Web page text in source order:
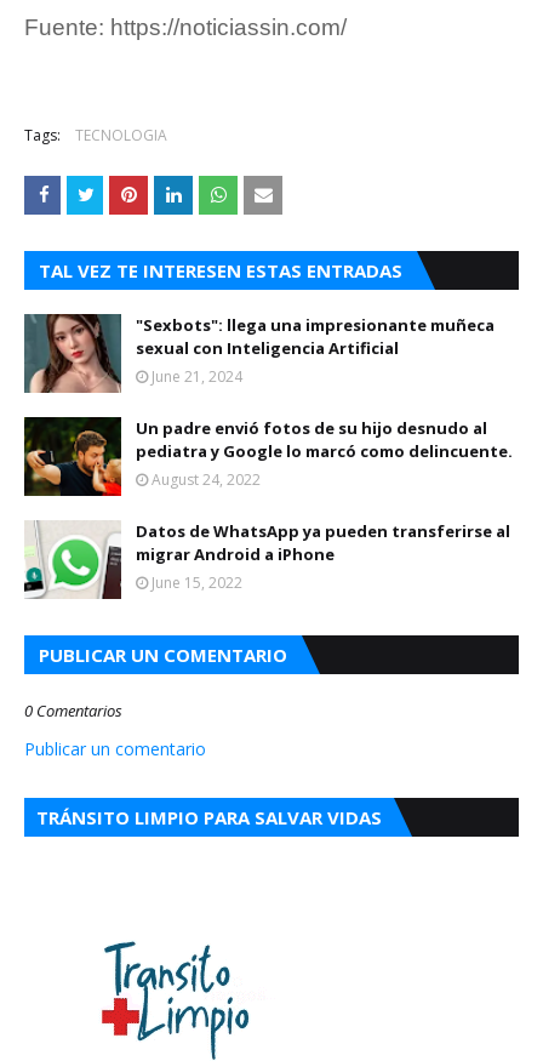
Fuente: https://noticiassin.com/
Tags: TECNOLOGIA
TAL VEZ TE INTERESEN ESTAS ENTRADAS
"Sexbots": llega una impresionante muñeca
sexual con Inteligencia Artificial
June 21, 2024
Un padre envió fotos de su hijo desnudo al
pediatra y Google lo marcó como delincuente.
August 24, 2022
Datos de WhatsApp ya pueden transferirse al
migrar Android a iPhone
June 15, 2022
PUBLICAR UN COMENTARIO
0 Comentarios
Publicar un comentario
TRÁNSITO LIMPIO PARA SALVAR VIDAS